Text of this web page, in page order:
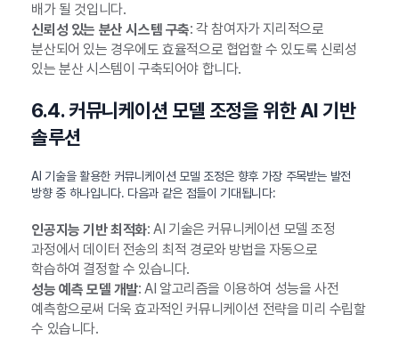
배가 될 것입니다.
신뢰성 있는 분산 시스템 구축: 각 참여자가 지리적으로
분산되어 있는 경우에도 효율적으로 협업할 수 있도록 신뢰성
있는 분산 시스템이 구축되어야 합니다.
6.4. 커뮤니케이션 모델 조정을 위한 AI 기반
솔루션
AI 기술을 활용한 커뮤니케이션 모델 조정은 향후 가장 주목받는 발전
방향 중 하나입니다. 다음과 같은 점들이 기대됩니다:
인공지능 기반 최적화: AI 기술은 커뮤니케이션 모델 조정
과정에서 데이터 전송의 최적 경로와 방법을 자동으로
학습하여 결정할 수 있습니다.
성능 예측 모델 개발: AI 알고리즘을 이용하여 성능을 사전
예측함으로써 더욱 효과적인 커뮤니케이션 전략을 미리 수립할
수 있습니다.